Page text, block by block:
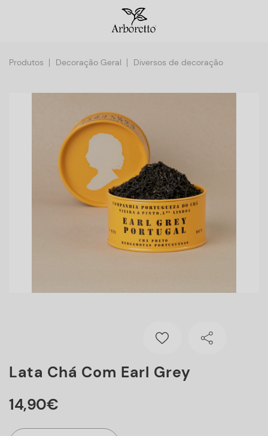
Produtos Decoração Geral Diversos de decoração
Lata Chá Com Earl Grey
14,90€